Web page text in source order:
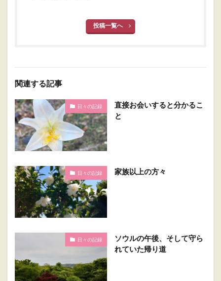
投稿一覧へ
関連する記事
日々の記録
直接お会いすると分かるこ
と
日々の記録 家族以上の方々
日々の記録
ソウルの午後、そして守ら
れていた帰り道